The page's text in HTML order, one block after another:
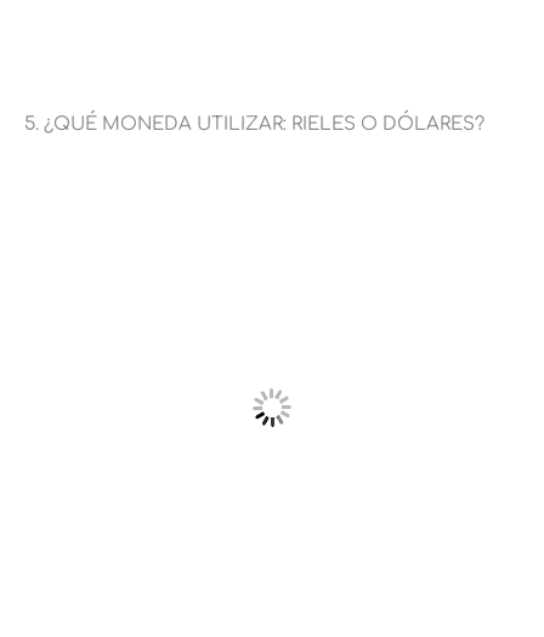
5. ¿QUÉ MONEDA UTILIZAR: RIELES O DÓLARES?